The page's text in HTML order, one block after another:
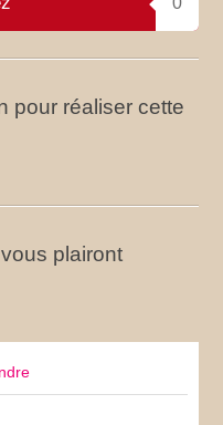
pour réaliser cette
plairont